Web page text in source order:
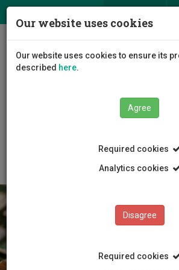
Administration
Administrative Services
Απομακρυσμένη
Our website uses cookies
Our website uses cookies to ensure its
described here.
Agree
Required cookies
Analytics cookies
Disagree
Required cookies